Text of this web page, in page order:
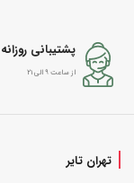
پشتیبانی روزانه
از ساعت ۹ الی ۲۱
تهران تایر